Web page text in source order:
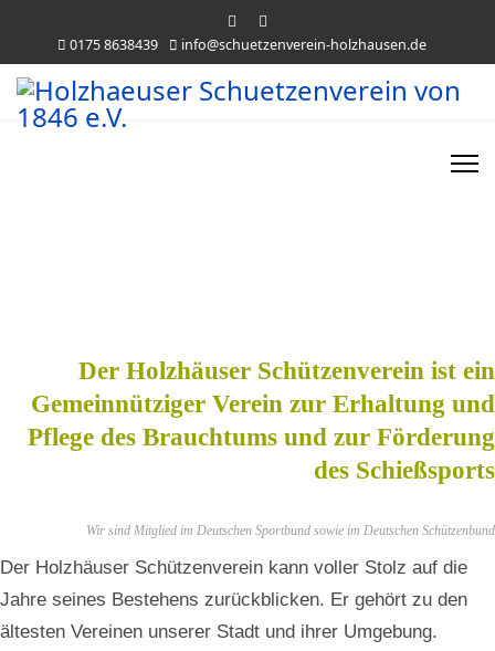
0175 8638439 info@schuetzenverein-holzhausen.de
Der Holzhäuser Schützenverein ist ein
Gemeinnütziger Verein zur Erhaltung und
Pflege des Brauchtums und zur Förderung
des Schießsports
Wir sind Mitglied im Deutschen Sportbund sowie im Deutschen Schützenbund
Der Holzhäuser Schützenverein kann voller Stolz auf die
Jahre seines Bestehens zurückblicken. Er gehört zu den
ältesten Vereinen unserer Stadt und ihrer Umgebung.